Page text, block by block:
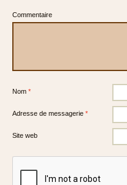
Commentaire
Nom *
Adresse de messagerie *
Site web